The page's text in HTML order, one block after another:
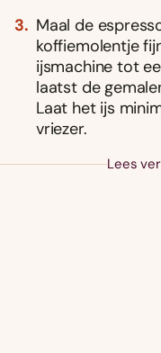
Maal de
koffiemolentje
ijsmachine tot
laatst de
Laat het ijs
vriezer.
Lees